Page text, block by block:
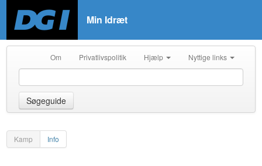
Min Idræt
Om Privatlivspolitik Hjælp Nyttige links
Søgeguide
Kamp Info